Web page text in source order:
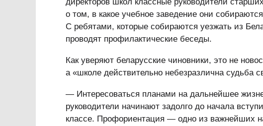
о том, в какое учебное заведение они
С ребятами, которые собираются уезжать из
проводят профилактические беседы.
Как уверяют беларусские чиновники, это не
а «школе действительно небезразлична судьба
— Интересоваться планами на дальнейшее
руководители начинают задолго до начала
классе. Профориентация — одно из важнейших